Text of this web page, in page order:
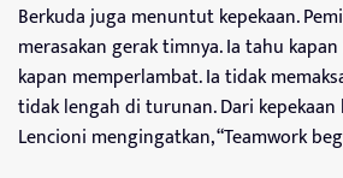
Berkuda juga menuntut kepekaan.
merasakan gerak timnya. Ia tahu
kapan memperlambat. Ia tidak
tidak lengah di turunan. Dari
Lencioni mengingatkan, “Teamwork